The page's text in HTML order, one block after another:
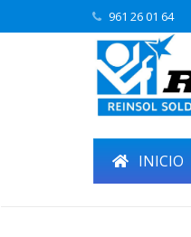
961 26 01 64
INICIO